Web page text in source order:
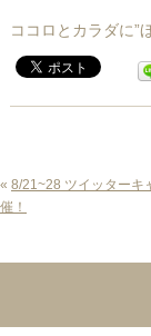
ココロとカラダに”
« 8/21~28 ツイッターキ
催！